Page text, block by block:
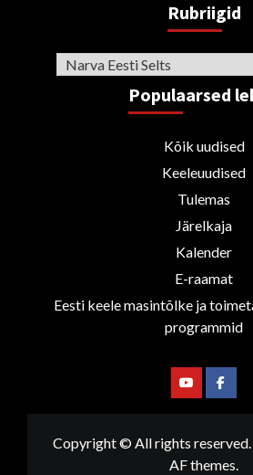
Rubriigid
Rubriigid
Populaarsed
Kõik uudised
Keeleuudised
Tulemas
Järelkaja
Kalender
E-raamat
Eesti keele masintõlke ja
programmid
Youtube
Copyright © All rights reserved.
AF themes.